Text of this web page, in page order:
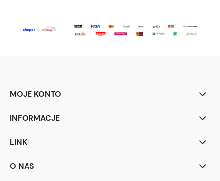
MOJE KONTO
INFORMACJE
LINKI
O NAS